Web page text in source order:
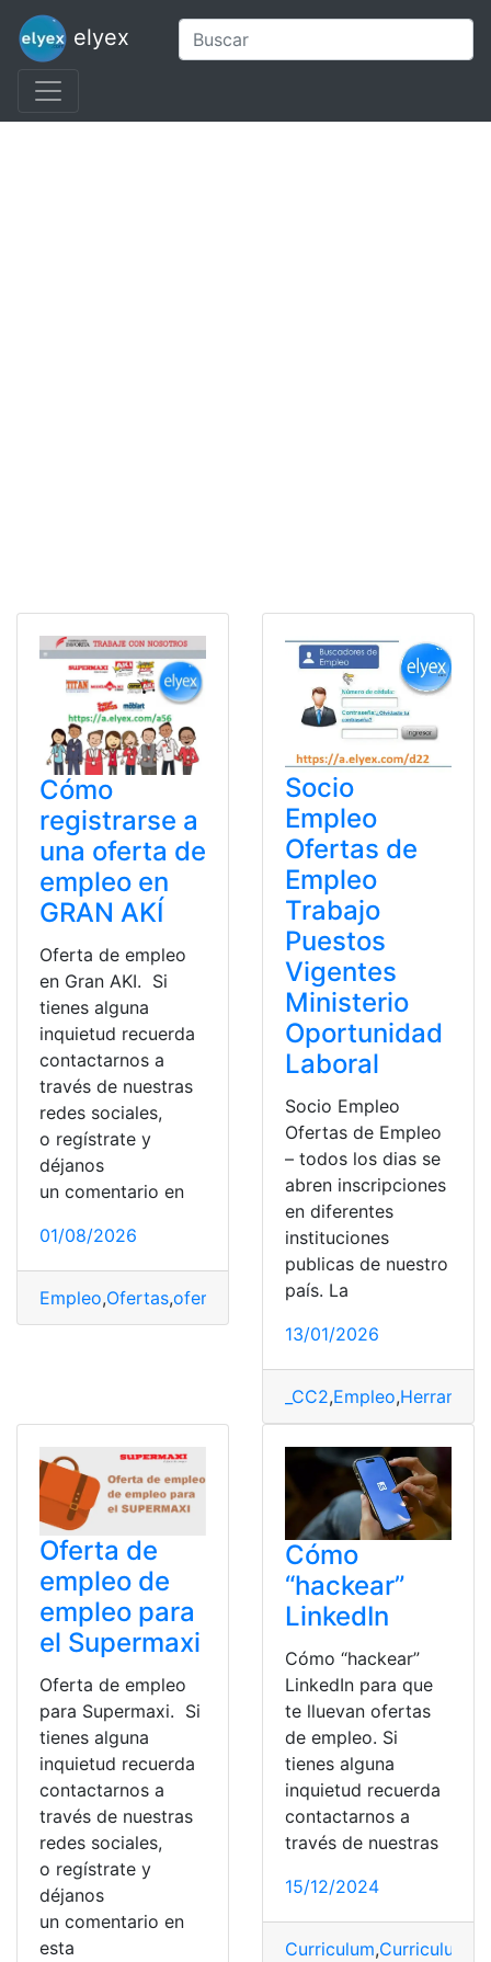
elyex
Cómo
registrarse a
una oferta de
empleo en
GRAN AKÍ
Oferta de empleo
en Gran AKI. Si
tienes alguna
inquietud recuerda
contactarnos a
través de nuestras
redes sociales,
o regístrate y
déjanos
un comentario en
01/08/2026
Empleo,Ofertas,ofertas de empleo ,propuestas
Socio
Empleo
Ofertas de
Empleo
Trabajo
Puestos
Vigentes
Ministerio
Oportunidad
Laboral
Socio Empleo
Ofertas de Empleo
– todos los dias se
abren inscripciones
en diferentes
instituciones
publicas de nuestro
país. La
13/01/2026
_CC2,Empleo,
Oferta de
empleo de
empleo para
el Supermaxi
Oferta de empleo
para Supermaxi. Si
tienes alguna
inquietud recuerda
contactarnos a
través de nuestras
redes sociales,
o regístrate y
déjanos
un comentario en
esta
Cómo
“hackear”
LinkedIn
Cómo “hackear”
LinkedIn para que
te lluevan ofertas
de empleo. Si
tienes alguna
inquietud recuerda
contactarnos a
través de nuestras
15/12/2024
Curriculum,Curriculum